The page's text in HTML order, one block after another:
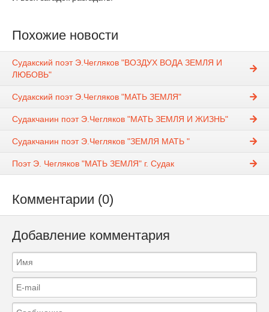
Похожие новости
Судакский поэт Э.Чегляков "ВОЗДУХ ВОДА ЗЕМЛЯ И
ЛЮБОВЬ"
Судакский поэт Э.Чегляков "МАТЬ ЗЕМЛЯ"
Судакчанин поэт Э.Чегляков "МАТЬ ЗЕМЛЯ И ЖИЗНЬ"
Судакчанин поэт Э.Чегляков "ЗЕМЛЯ МАТЬ "
Поэт Э. Чегляков "МАТЬ ЗЕМЛЯ" г. Судак
Комментарии (0)
Добавление комментария